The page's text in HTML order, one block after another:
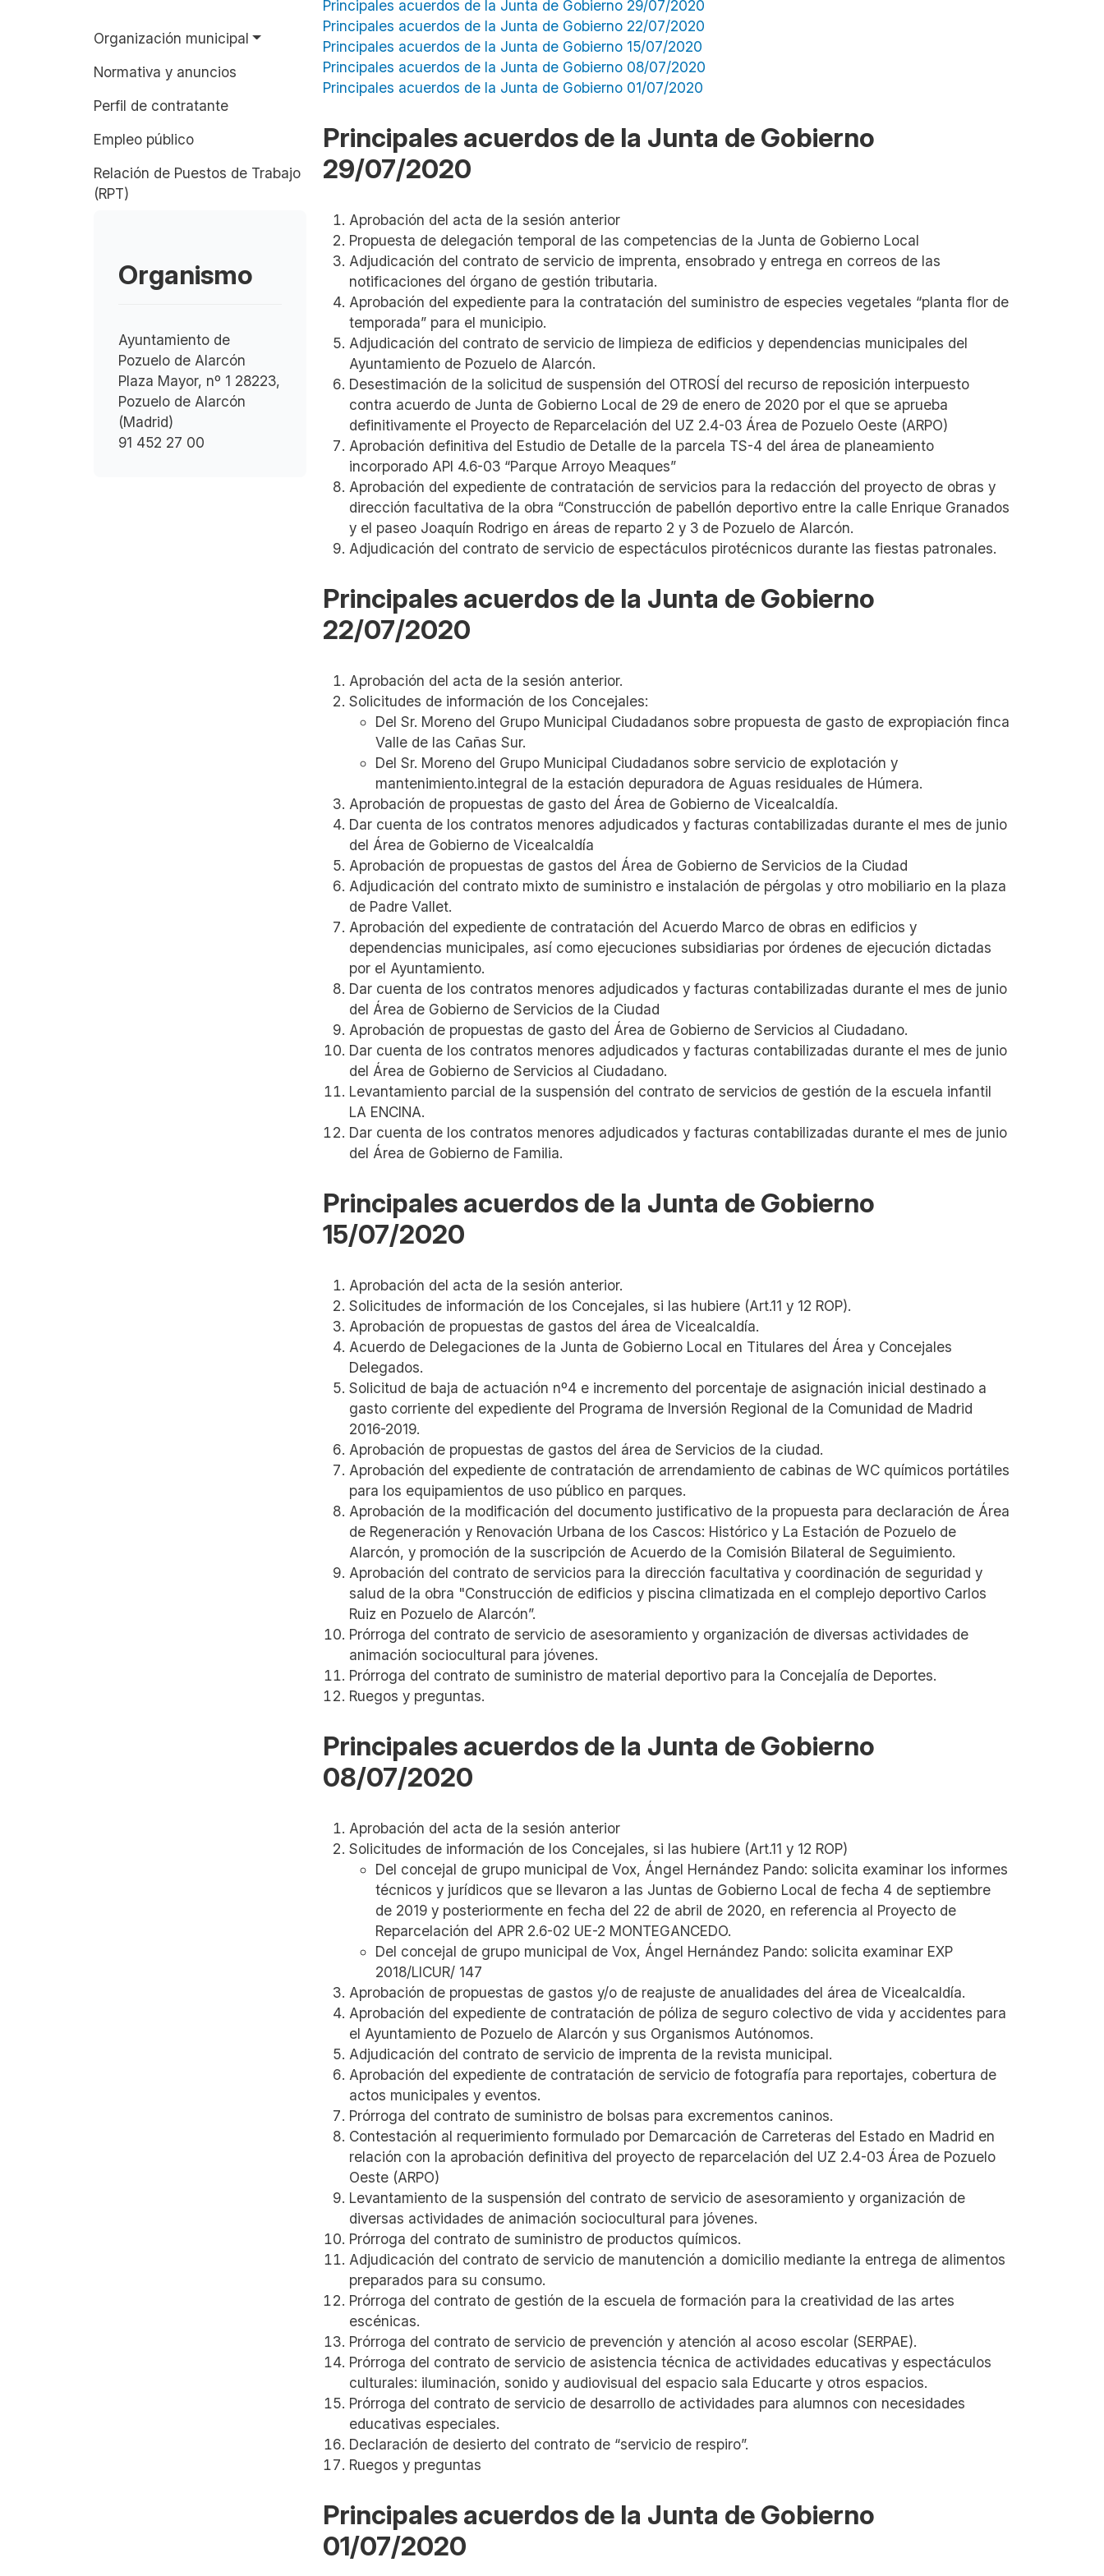
Organización municipal
Normativa y anuncios
Perfil de contratante
Empleo público
Relación de Puestos de Trabajo
(RPT)
Organismo
Ayuntamiento de
Pozuelo de Alarcón
Plaza Mayor, nº 1 28223,
Pozuelo de Alarcón
(Madrid)
91 452 27 00
Principales acuerdos de la Junta de Gobierno 29/07/2020
Principales acuerdos de la Junta de Gobierno 22/07/2020
Principales acuerdos de la Junta de Gobierno 15/07/2020
Principales acuerdos de la Junta de Gobierno 08/07/2020
Principales acuerdos de la Junta de Gobierno 01/07/2020
Principales acuerdos de la Junta de Gobierno
29/07/2020
Aprobación del acta de la sesión anterior
Propuesta de delegación temporal de las competencias de la Junta de Gobierno Local
Adjudicación del contrato de servicio de imprenta, ensobrado y entrega en correos de las
notificaciones del órgano de gestión tributaria.
Aprobación del expediente para la contratación del suministro de especies vegetales “planta flor de
temporada” para el municipio.
Adjudicación del contrato de servicio de limpieza de edificios y dependencias municipales del
Ayuntamiento de Pozuelo de Alarcón.
Desestimación de la solicitud de suspensión del OTROSÍ del recurso de reposición interpuesto
contra acuerdo de Junta de Gobierno Local de 29 de enero de 2020 por el que se aprueba
definitivamente el Proyecto de Reparcelación del UZ 2.4-03 Área de Pozuelo Oeste (ARPO)
Aprobación definitiva del Estudio de Detalle de la parcela TS-4 del área de planeamiento
incorporado API 4.6-03 “Parque Arroyo Meaques”
Aprobación del expediente de contratación de servicios para la redacción del proyecto de obras y
dirección facultativa de la obra “Construcción de pabellón deportivo entre la calle Enrique Granados
y el paseo Joaquín Rodrigo en áreas de reparto 2 y 3 de Pozuelo de Alarcón.
Adjudicación del contrato de servicio de espectáculos pirotécnicos durante las fiestas patronales.
Principales acuerdos de la Junta de Gobierno
22/07/2020
Aprobación del acta de la sesión anterior.
Solicitudes de información de los Concejales:
Del Sr. Moreno del Grupo Municipal Ciudadanos sobre propuesta de gasto de expropiación finca
Valle de las Cañas Sur.
Del Sr. Moreno del Grupo Municipal Ciudadanos sobre servicio de explotación y
mantenimiento.integral de la estación depuradora de Aguas residuales de Húmera.
Aprobación de propuestas de gasto del Área de Gobierno de Vicealcaldía.
Dar cuenta de los contratos menores adjudicados y facturas contabilizadas durante el mes de junio
del Área de Gobierno de Vicealcaldía
Aprobación de propuestas de gastos del Área de Gobierno de Servicios de la Ciudad
Adjudicación del contrato mixto de suministro e instalación de pérgolas y otro mobiliario en la plaza
de Padre Vallet.
Aprobación del expediente de contratación del Acuerdo Marco de obras en edificios y
dependencias municipales, así como ejecuciones subsidiarias por órdenes de ejecución dictadas
por el Ayuntamiento.
Dar cuenta de los contratos menores adjudicados y facturas contabilizadas durante el mes de junio
del Área de Gobierno de Servicios de la Ciudad
Aprobación de propuestas de gasto del Área de Gobierno de Servicios al Ciudadano.
Dar cuenta de los contratos menores adjudicados y facturas contabilizadas durante el mes de junio
del Área de Gobierno de Servicios al Ciudadano.
Levantamiento parcial de la suspensión del contrato de servicios de gestión de la escuela infantil
LA ENCINA.
Dar cuenta de los contratos menores adjudicados y facturas contabilizadas durante el mes de junio
del Área de Gobierno de Familia.
Principales acuerdos de la Junta de Gobierno
15/07/2020
Aprobación del acta de la sesión anterior.
Solicitudes de información de los Concejales, si las hubiere (Art.11 y 12 ROP).
Aprobación de propuestas de gastos del área de Vicealcaldía.
Acuerdo de Delegaciones de la Junta de Gobierno Local en Titulares del Área y Concejales
Delegados.
Solicitud de baja de actuación nº4 e incremento del porcentaje de asignación inicial destinado a
gasto corriente del expediente del Programa de Inversión Regional de la Comunidad de Madrid
2016-2019.
Aprobación de propuestas de gastos del área de Servicios de la ciudad.
Aprobación del expediente de contratación de arrendamiento de cabinas de WC químicos portátiles
para los equipamientos de uso público en parques.
Aprobación de la modificación del documento justificativo de la propuesta para declaración de Área
de Regeneración y Renovación Urbana de los Cascos: Histórico y La Estación de Pozuelo de
Alarcón, y promoción de la suscripción de Acuerdo de la Comisión Bilateral de Seguimiento.
Aprobación del contrato de servicios para la dirección facultativa y coordinación de seguridad y
salud de la obra "Construcción de edificios y piscina climatizada en el complejo deportivo Carlos
Ruiz en Pozuelo de Alarcón”.
Prórroga del contrato de servicio de asesoramiento y organización de diversas actividades de
animación sociocultural para jóvenes.
Prórroga del contrato de suministro de material deportivo para la Concejalía de Deportes.
Ruegos y preguntas.
Principales acuerdos de la Junta de Gobierno
08/07/2020
Aprobación del acta de la sesión anterior
Solicitudes de información de los Concejales, si las hubiere (Art.11 y 12 ROP)
Del concejal de grupo municipal de Vox, Ángel Hernández Pando: solicita examinar los informes
técnicos y jurídicos que se llevaron a las Juntas de Gobierno Local de fecha 4 de septiembre
de 2019 y posteriormente en fecha del 22 de abril de 2020, en referencia al Proyecto de
Reparcelación del APR 2.6-02 UE-2 MONTEGANCEDO.
Del concejal de grupo municipal de Vox, Ángel Hernández Pando: solicita examinar EXP
2018/LICUR/ 147
Aprobación de propuestas de gastos y/o de reajuste de anualidades del área de Vicealcaldía.
Aprobación del expediente de contratación de póliza de seguro colectivo de vida y accidentes para
el Ayuntamiento de Pozuelo de Alarcón y sus Organismos Autónomos.
Adjudicación del contrato de servicio de imprenta de la revista municipal.
Aprobación del expediente de contratación de servicio de fotografía para reportajes, cobertura de
actos municipales y eventos.
Prórroga del contrato de suministro de bolsas para excrementos caninos.
Contestación al requerimiento formulado por Demarcación de Carreteras del Estado en Madrid en
relación con la aprobación definitiva del proyecto de reparcelación del UZ 2.4-03 Área de Pozuelo
Oeste (ARPO)
Levantamiento de la suspensión del contrato de servicio de asesoramiento y organización de
diversas actividades de animación sociocultural para jóvenes.
Prórroga del contrato de suministro de productos químicos.
Adjudicación del contrato de servicio de manutención a domicilio mediante la entrega de alimentos
preparados para su consumo.
Prórroga del contrato de gestión de la escuela de formación para la creatividad de las artes
escénicas.
Prórroga del contrato de servicio de prevención y atención al acoso escolar (SERPAE).
Prórroga del contrato de servicio de asistencia técnica de actividades educativas y espectáculos
culturales: iluminación, sonido y audiovisual del espacio sala Educarte y otros espacios.
Prórroga del contrato de servicio de desarrollo de actividades para alumnos con necesidades
educativas especiales.
Declaración de desierto del contrato de “servicio de respiro”.
Ruegos y preguntas
Principales acuerdos de la Junta de Gobierno
01/07/2020